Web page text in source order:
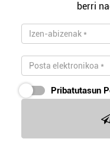
berri
Pribatutasun